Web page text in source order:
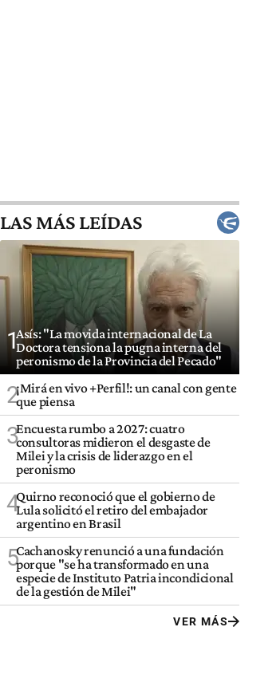
LAS MÁS LEÍDAS
1Asís: "La movida internacional de La
Doctora tensiona la pugna interna del
peronismo de la Provincia del Pecado"
2¡Mirá en vivo +Perfil!: un canal con gente
que piensa
3Encuesta rumbo a 2027: cuatro
consultoras midieron el desgaste de
Milei y la crisis de liderazgo en el
peronismo
4Quirno reconoció que el gobierno de
Lula solicitó el retiro del embajador
argentino en Brasil
5Cachanosky renunció a una fundación
porque "se ha transformado en una
especie de Instituto Patria incondicional
de la gestión de Milei"
VER MÁS